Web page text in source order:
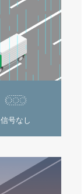
信号なし